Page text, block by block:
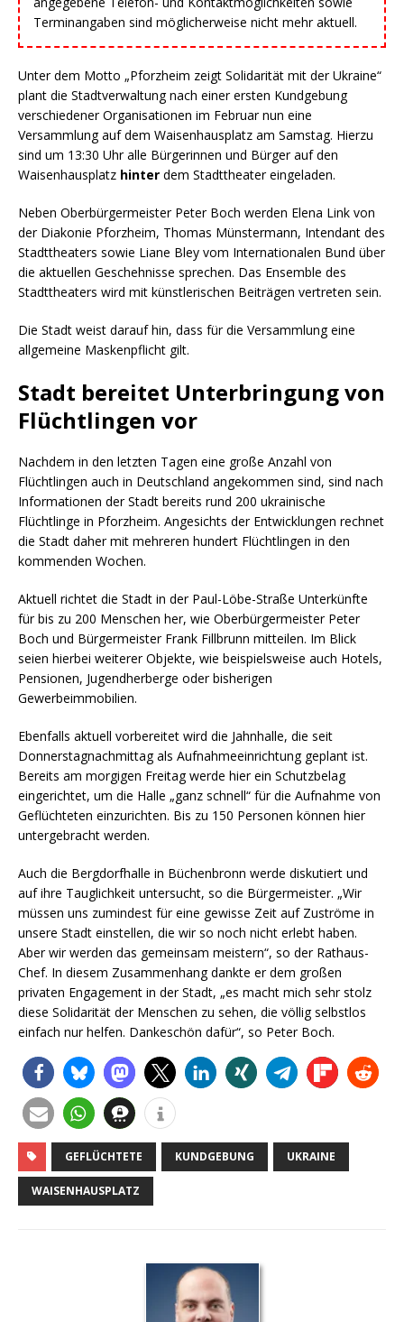
Terminangaben sind möglicherweise nicht mehr aktuell.
Unter dem Motto „Pforzheim zeigt Solidarität mit der Ukraine“
plant die Stadtverwaltung nach einer ersten Kundgebung
verschiedener Organisationen im Februar nun eine
Versammlung auf dem Waisenhausplatz am Samstag. Hierzu
sind um 13:30 Uhr alle Bürgerinnen und Bürger auf den
Waisenhausplatz hinter dem Stadttheater eingeladen.
Neben Oberbürgermeister Peter Boch werden Elena Link von
der Diakonie Pforzheim, Thomas Münstermann, Intendant des
Stadttheaters sowie Liane Bley vom Internationalen Bund über
die aktuellen Geschehnisse sprechen. Das Ensemble des
Stadttheaters wird mit künstlerischen Beiträgen vertreten sein.
Die Stadt weist darauf hin, dass für die Versammlung eine
allgemeine Maskenpflicht gilt.
Stadt bereitet Unterbringung von
Flüchtlingen vor
Nachdem in den letzten Tagen eine große Anzahl von
Flüchtlingen auch in Deutschland angekommen sind, sind nach
Informationen der Stadt bereits rund 200 ukrainische
Flüchtlinge in Pforzheim. Angesichts der Entwicklungen rechnet
die Stadt daher mit mehreren hundert Flüchtlingen in den
kommenden Wochen.
Aktuell richtet die Stadt in der Paul-Löbe-Straße Unterkünfte
für bis zu 200 Menschen her, wie Oberbürgermeister Peter
Boch und Bürgermeister Frank Fillbrunn mitteilen. Im Blick
seien hierbei weiterer Objekte, wie beispielsweise auch Hotels,
Pensionen, Jugendherberge oder bisherigen
Gewerbeimmobilien.
Ebenfalls aktuell vorbereitet wird die Jahnhalle, die seit
Donnerstagnachmittag als Aufnahmeeinrichtung geplant ist.
Bereits am morgigen Freitag werde hier ein Schutzbelag
eingerichtet, um die Halle „ganz schnell“ für die Aufnahme von
Geflüchteten einzurichten. Bis zu 150 Personen können hier
untergebracht werden.
Auch die Bergdorfhalle in Büchenbronn werde diskutiert und
auf ihre Tauglichkeit untersucht, so die Bürgermeister. „Wir
müssen uns zumindest für eine gewisse Zeit auf Zuströme in
unsere Stadt einstellen, die wir so noch nicht erlebt haben.
Aber wir werden das gemeinsam meistern“, so der Rathaus-
Chef. In diesem Zusammenhang dankte er dem großen
privaten Engagement in der Stadt, „es macht mich sehr stolz
diese Solidarität der Menschen zu sehen, die völlig selbstlos
einfach nur helfen. Dankeschön dafür“, so Peter Boch.
GEFLÜCHTETE KUNDGEBUNG UKRAINE
WAISENHAUSPLATZ